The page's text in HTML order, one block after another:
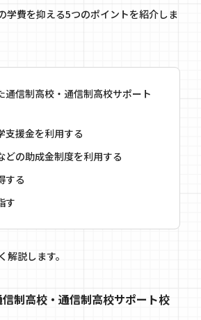
学費を抑える5つのポイントを紹介しま
通信制高校・通信制高校サポート
支援金を利用する
どの助成金制度を利用する
する
す
説します。
制高校・通信制高校サポート校